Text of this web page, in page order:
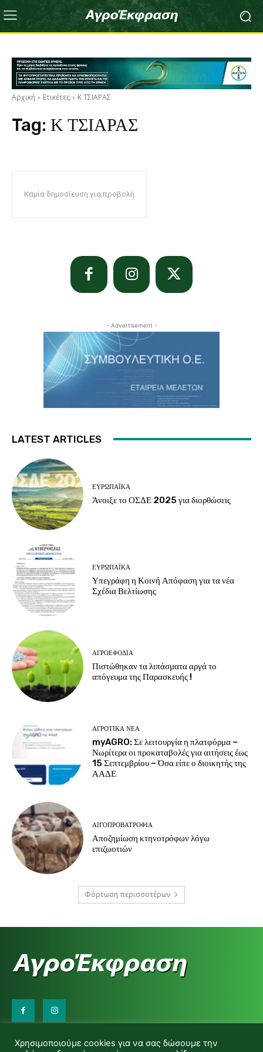
Αρχική Ετικέτες Κ ΤΣΙΑΡΑΣ
Tag: Κ ΤΣΙΑΡΑΣ
Καμία δημοσίευση για προβολή
- Advertisement -
LATEST ARTICLES
ΕΥΡΩΠΑΪΚΆ
Άνοιξε το ΟΣΔΕ 2025 για διορθώσεις
ΕΥΡΩΠΑΪΚΆ
Υπεγράφη η Κοινή Απόφαση για τα νέα
Σχέδια Βελτίωσης
ΑΓΡΟΕΦΌΔΙΑ
Πιστώθηκαν τα λιπάσματα αργά το
απόγευμα της Παρασκευής !
ΑΓΡΟΤΙΚΆ ΝΈΑ
myAGRO: Σε λειτουργία η πλατφόρμα –
Νωρίτερα οι προκαταβολές για αιτήσεις έως
15 Σεπτεμβρίου – Όσα είπε ο διοικητής της
ΑΑΔΕ
ΑΙΓΟΠΡΟΒΑΤΡΟΦΊΑ
Αποζημίωση κτηνοτρόφων λόγω
επιζωοτιών
Φόρτωση περισσοτέρων
d.makas@yahoo.gr
Χρησιμοποιούμε cookies για να σας δώσουμε την